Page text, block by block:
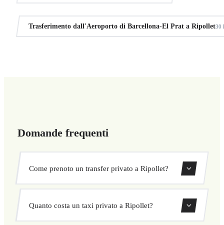
Trasferimento dall'Aeroporto di Barcellona-El Prat a Ripollet30
Domande frequenti
Come prenoto un transfer privato a Ripollet?
confermare subito il tuo transfer. Scegli ritiro e
Quanto costa un taxi privato a Ripollet?